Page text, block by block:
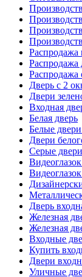
Распродажа
Распродажа
Распродажа
Дверь с 2
Двери
Входная
Белая дверь
Белые
Двери
Серые двери
Дверь
Железная
Железная
Входные
Купить
Двери
Уличные